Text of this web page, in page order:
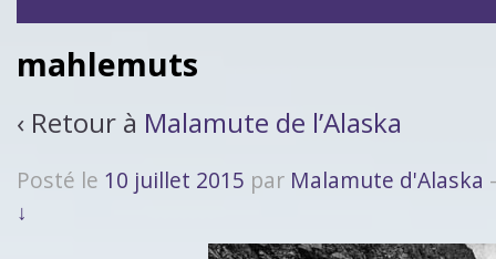
mahlemuts
‹ Retour à Malamute de l’Alaska
Posté le 10 juillet 2015 par Malamute d'Alaska
↓